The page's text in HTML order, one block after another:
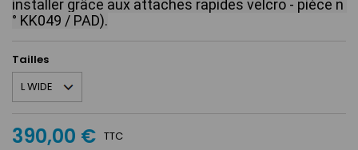
installer grâce aux attaches rapides velcro - pièce n
° KK049 / PAD).
Tailles
390,00 € TTC